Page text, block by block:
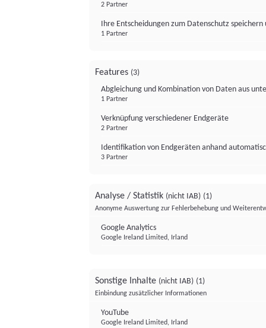
2 Partner
Ihre Entscheidungen zum Datenschutz
1 Partner
Features (3)
Abgleichung und Kombination von Daten aus
1 Partner
Verknüpfung verschiedener Endgeräte
2 Partner
Identifikation von Endgeräten anhand
3 Partner
Analyse / Statistik (nicht IAB) (1)
Anonyme Auswertung zur Fehlerbehebung und
Google Analytics
Google Ireland Limited, Irland
Sonstige Inhalte (nicht IAB) (1)
Einbindung zusätzlicher Informationen
YouTube
Google Ireland Limited, Irland